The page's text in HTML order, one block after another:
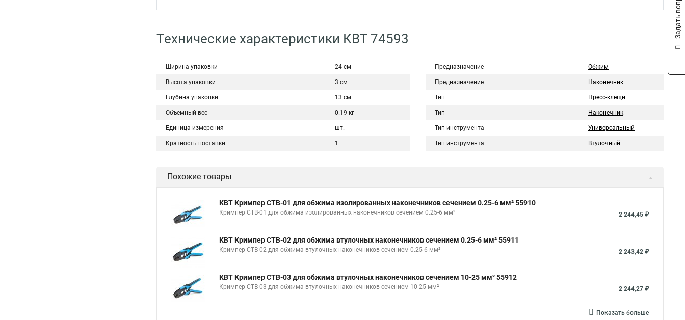
Технические характеристики КВТ 74593
Ширина упаковки 24 см
Высота упаковки 3 см
Глубина упаковки 13 см
Объемный вес 0.19 кг
Единица измерения шт.
Кратность поставки 1
Предназначение Обжим
Предназначение Наконечник
Тип Пресс-клещи
Тип Наконечник
Тип инструмента Универсальный
Тип инструмента Втулочный
Похожие товары
КВТ Кримпер CTB-01 для обжима изолированных наконечников сечением 0.25-6 мм² 55910
Кримпер CTB-01 для обжима изолированных наконечников сечением 0.25-6 мм² 2 244,45 ₽
КВТ Кримпер CTB-02 для обжима втулочных наконечников сечением 0.25-6 мм² 55911
Кримпер CTB-02 для обжима втулочных наконечников сечением 0.25-6 мм² 2 243,42 ₽
КВТ Кримпер CTB-03 для обжима втулочных наконечников сечением 10-25 мм² 55912
Кримпер CTB-03 для обжима втулочных наконечников сечением 10-25 мм² 2 244,27 ₽
Показать больше
Задать вопрос